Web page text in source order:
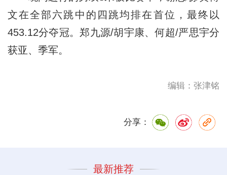
文在全部六跳中的四跳均排在首位，最终以
453.12分夺冠。郑九源/胡宇康、何超/严思宇分
获亚、季军。
编辑：张津铭
分享：
最新推荐